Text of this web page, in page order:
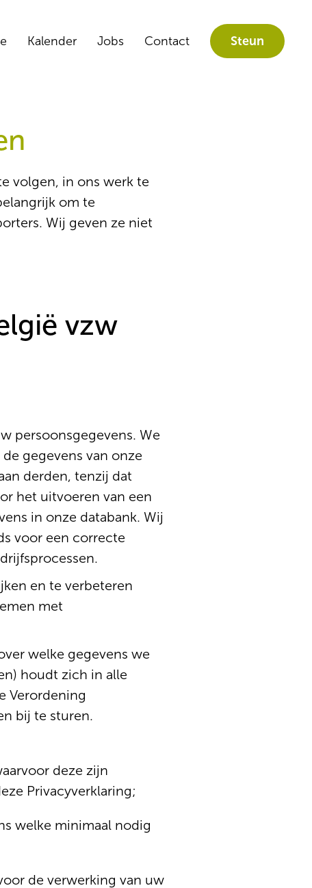
Kalender Jobs Contact Steun
volgen, in ons werk te
om te
Wij geven ze niet
vzw
persoonsgegevens. We
gegevens van onze
derden, tenzij dat
het uitvoeren van een
in onze databank. Wij
voor een correcte
en te verbeteren
met
welke gegevens we
houdt zich in alle
Verordening
bij te sturen.
deze zijn
Privacyverklaring;
welke minimaal nodig
de verwerking van uw